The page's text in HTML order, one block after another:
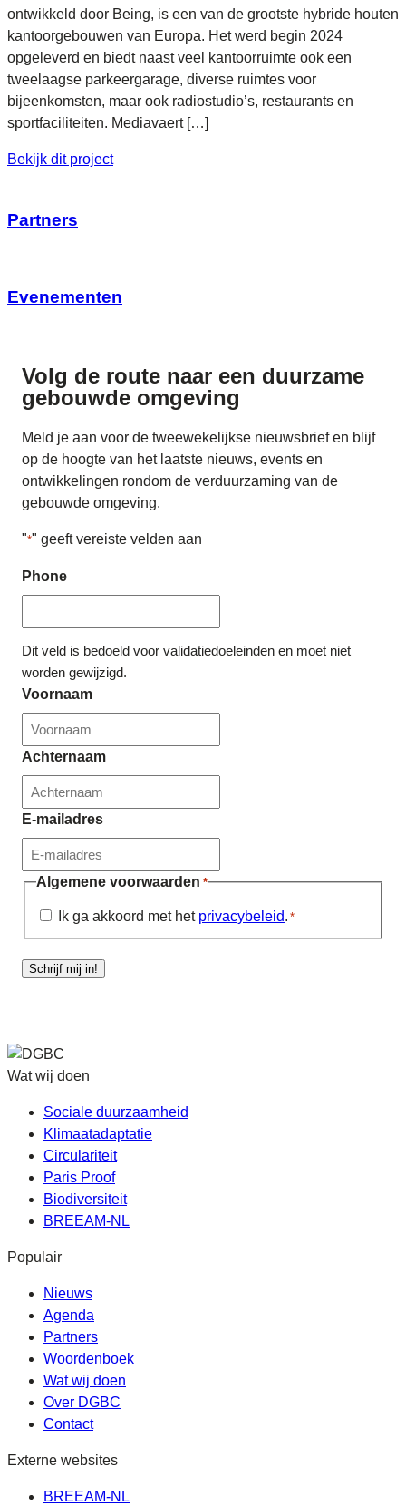
ontwikkeld door Being, is een van de grootste hybride houten
kantoorgebouwen van Europa. Het werd begin 2024
opgeleverd en biedt naast veel kantoorruimte ook een
tweelaagse parkeergarage, diverse ruimtes voor
bijeenkomsten, maar ook radiostudio’s, restaurants en
sportfaciliteiten. Mediavaert […]
Bekijk dit project
Partners
Evenementen
Volg de route naar een duurzame
gebouwde omgeving
Meld je aan voor de tweewekelijkse nieuwsbrief en blijf
op de hoogte van het laatste nieuws, events en
ontwikkelingen rondom de verduurzaming van de
gebouwde omgeving.
"*" geeft vereiste velden aan
Phone
Dit veld is bedoeld voor validatiedoeleinden en moet niet
worden gewijzigd.
Voornaam
Achternaam
E-mailadres
Algemene voorwaarden *
Ik ga akkoord met het privacybeleid. *
Schrijf mij in!
Wat wij doen
Sociale duurzaamheid
Klimaatadaptatie
Circulariteit
Paris Proof
Biodiversiteit
BREEAM-NL
Populair
Nieuws
Agenda
Partners
Woordenboek
Wat wij doen
Over DGBC
Contact
Externe websites
BREEAM-NL